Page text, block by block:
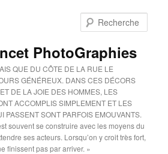
PhotoGraphies
QUE DU CÔTE DE LA RUE LE
GÉNÉREUX. DANS CES DÉCORS
DE LA JOIE DES HOMMES, LES
ACCOMPLIS SIMPLEMENT ET LES
PASSENT SONT PARFOIS EMOUVANTS.
souvent se construire avec les moyens du
ses acteurs. Lorsqu’on y croit très fort,
finissent pas par arriver. »